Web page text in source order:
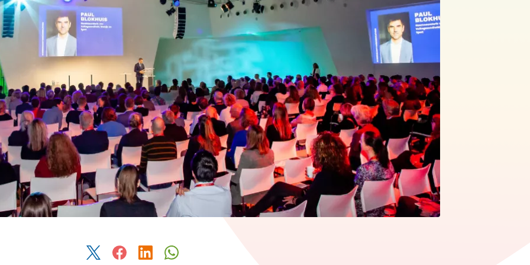
Deel dit artikel via Twitter
Deel dit artikel via Facebook
Deel dit artikel via LinkedIn